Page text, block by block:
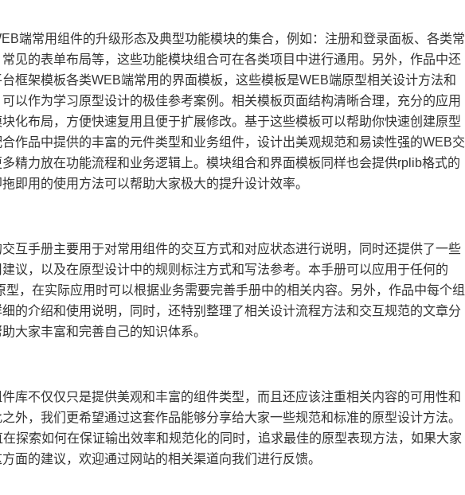
端常用组件的升级形态及典型功能模块的集合，例如：注册和登录面板、各类常
见的表单布局等，这些功能模块组合可在各类项目中进行通用。另外，作品中还
框架模板各类WEB端常用的界面模板，这些模板是WEB端原型相关设计方法和
以作为学习原型设计的极佳参考案例。相关模板页面结构清晰合理，充分的应用
化布局，方便快速复用且便于扩展修改。基于这些模板可以帮助你快速创建原型
作品中提供的丰富的元件类型和业务组件，设计出美观规范和易读性强的WEB交
精力放在功能流程和业务逻辑上。模块组合和界面模板同样也会提供rplib格式的
即用的使用方法可以帮助大家极大的提升设计效率。
互手册主要用于对常用组件的交互方式和对应状态进行说明，同时还提供了一些
议，以及在原型设计中的规则标注方式和写法参考。本手册可以应用于任何的
型，在实际应用时可以根据业务需要完善手册中的相关内容。另外，作品中每个组
的介绍和使用说明，同时，还特别整理了相关设计流程方法和交互规范的文章分
大家丰富和完善自己的知识体系。
库不仅仅只是提供美观和丰富的组件类型，而且还应该注重相关内容的可用性和
外，我们更希望通过这套作品能够分享给大家一些规范和标准的原型设计方法。
探索如何在保证输出效率和规范化的同时，追求最佳的原型表现方法，如果大家
面的建议，欢迎通过网站的相关渠道向我们进行反馈。